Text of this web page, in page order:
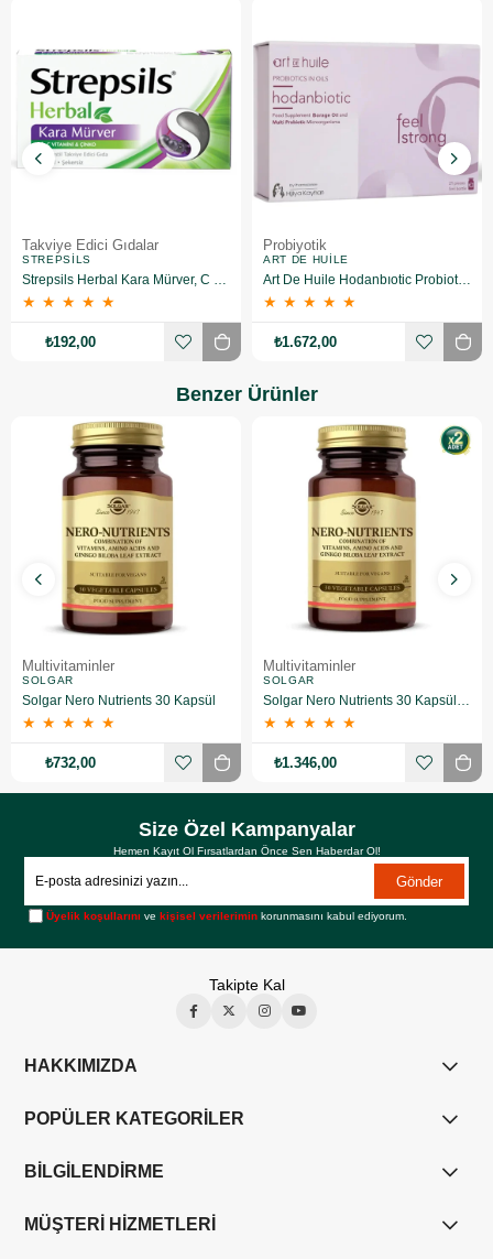
Takviye Edici Gıdalar
STREPSILS
Strepsils Herbal Kara Mürver, C Vitamini Ve Çinko Içeren Şerkersiz Takviye Edici Gıda 16 Pastil
★ ★ ★ ★ ★
₺192,00
Probiyotik
ART DE HUILE
Art De Huile Hodanbıotic Probiotic 5 ml 20'li
★ ★ ★ ★ ★
₺1.672,00
Benzer Ürünler
Multivitaminler
SOLGAR
Solgar Nero Nutrients 30 Kapsül
★ ★ ★ ★ ★
₺732,00
Multivitaminler
SOLGAR
Solgar Nero Nutrients 30 Kapsül 2 Adet
★ ★ ★ ★ ★
₺1.346,00
Size Özel Kampanyalar
Hemen Kayıt Ol Fırsatlardan Önce Sen Haberdar Ol!
Gönder
Üyelik koşullarını vekişisel verilerimin korunmasını kabul ediyorum.
Takipte Kal
HAKKIMIZDA
POPÜLER KATEGORİLER
BİLGİLENDİRME
MÜŞTERİ HİZMETLERİ